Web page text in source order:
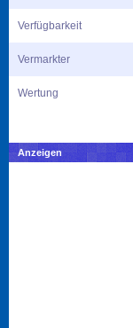
Verfügbarkeit
Vermarkter
Wertung
Anzeigen